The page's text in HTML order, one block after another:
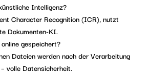
Intelligenz?
Character Recognition(ICR), nutzt
Dokumenten-KI.
gespeichert?
Dateien werden nach der Verarbeitung
– volle Datensicherheit.